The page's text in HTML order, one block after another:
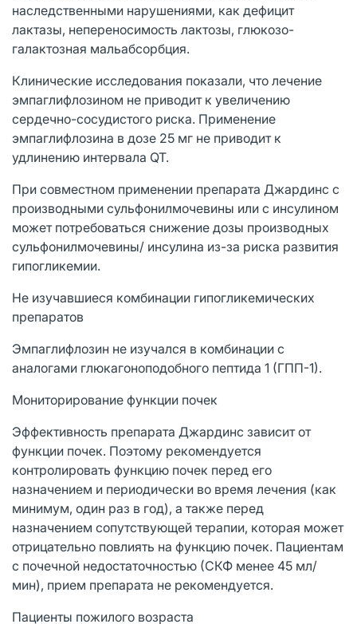
наследственными нарушениями, как дефицит
лактазы, непереносимость лактозы, глюкозо-
галактозная мальабсорбция.
Клинические исследования показали, что лечение
эмпаглифлозином не приводит к увеличению
сердечно-сосудистого риска. Применение
эмпаглифлозина в дозе 25 мг не приводит к
удлинению интервала QT.
При совместном применении препарата Джардинс с
производными сульфонилмочевины или с инсулином
может потребоваться снижение дозы производных
сульфонилмочевины/ инсулина из-за риска развития
гипогликемии.
Не изучавшиеся комбинации гипогликемических
препаратов
Эмпаглифлозин не изучался в комбинации с
аналогами глюкагоноподобного пептида 1 (ГПП-1).
Мониторирование функции почек
Эффективность препарата Джардинс зависит от
функции почек. Поэтому рекомендуется
контролировать функцию почек перед его
назначением и периодически во время лечения (как
минимум, один раз в год), а также перед
назначением сопутствующей терапии, которая может
отрицательно повлиять на функцию почек. Пациентам
с почечной недостаточностью (СКФ менее 45 мл/
мин), прием препарата не рекомендуется.
Пациенты пожилого возраста